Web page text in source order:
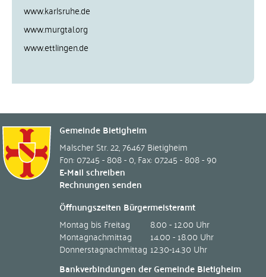
www.karlsruhe.de
www.murgtal.org
www.ettlingen.de
Gemeinde Bietigheim
Malscher Str. 22,76467Bietigheim
Fon: 07245 - 808 - 0,Fax: 07245 - 808 - 90
E-Mail schreiben
Rechnungen senden
Öffnungszeiten Bürgermeisteramt
Montag bis Freitag
8.00 - 12.00 Uhr
Montagnachmittag
14.00 - 18.00 Uhr
Donnerstagnachmittag 12.30-14.30 Uhr
Bankverbindungen der Gemeinde Bietigheim